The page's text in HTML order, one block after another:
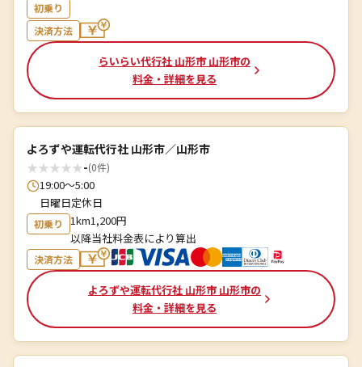
初乗り
決済方法
らいらい代行社 山形市 山形市の
料金・詳細を見る
よろずや運転代行社 山形市／山形市
★★★★★-(0件)
19:00～5:00
日曜日定休日
初乗り
1km1,200円
以降当社料金表により算出
決済方法
よろずや運転代行社 山形市 山形市の
料金・詳細を見る